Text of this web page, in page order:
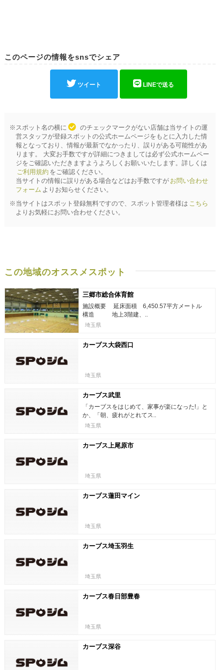
このページの情報をsnsでシェア
ツイート LINEで送る
※スポット名の横に
のチェックマークがない店舗は当サイトの運
営スタッフが登録スポットの公式ホームページをもとに入力した情
報となっており、情報が最新でなかったり、誤りがある可能性があ
ります。 大変お手数ですが詳細につきましては必ず公式ホームペー
ジをご確認いただきますようよろしくお願いいたします。詳しくは
ご利用規約 をご確認ください。
当サイトの情報に誤りがある場合などはお手数ですが お問い合わせ
フォーム よりお知らせください。
※当サイトはスポット登録無料ですので、スポット管理者様は こちら
よりお気軽にお問い合わせください。
この地域のオススメスポット
三郷市総合体育館
施設概要 延床面積 6,450.57平方メートル
構造 地上3階建、..
埼玉県
カーブス大袋西口
埼玉県
カーブス武里
「カーブスをはじめて、家事が楽になった!」と
か、「朝、疲れがとれてス..
埼玉県
カーブス上尾原市
埼玉県
カーブス蓮田マイン
埼玉県
カーブス埼玉羽生
埼玉県
カーブス春日部豊春
埼玉県
カーブス深谷